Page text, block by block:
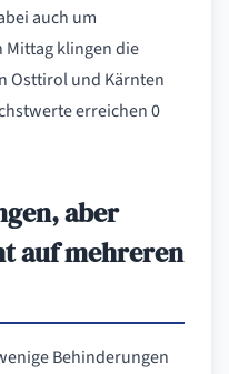
auch um
Mittag klingen die
Osttirol und Kärnten
erreichen 0
aber
auf mehreren
Behinderungen